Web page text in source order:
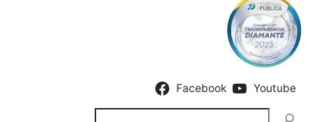
Facebook Youtube